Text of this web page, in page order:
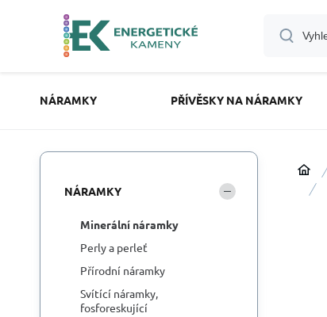
NÁRAMKY PŘÍVĚSKY NA NÁRAMKY
NÁRAMKY
Minerální náramky
Perly a perleť
Přírodní náramky
Svítící náramky,
fosforeskující